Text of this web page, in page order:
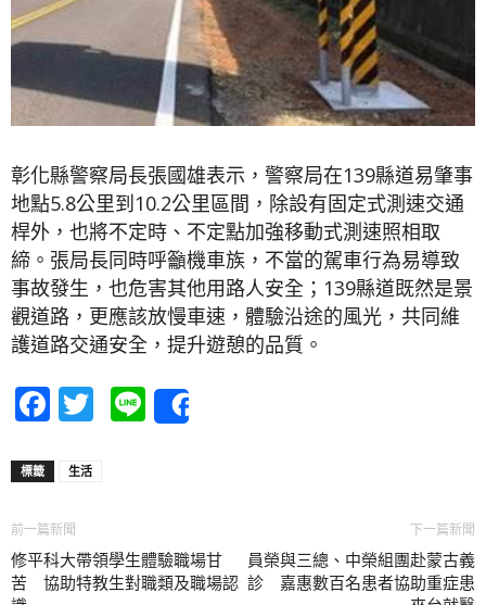
彰化縣警察局長張國雄表示，警察局在139縣道易肇事
地點5.8公里到10.2公里區間，除設有固定式測速交通
桿外，也將不定時、不定點加強移動式測速照相取
締。張局長同時呼籲機車族，不當的駕車行為易導致
事故發生，也危害其他用路人安全；139縣道既然是景
觀道路，更應該放慢車速，體驗沿途的風光，共同維
護道路交通安全，提升遊憩的品質。
Facebook
Twitter
Line
標籤 生活
前一篇新聞
修平科大帶領學生體驗職場甘
苦 協助特教生對職類及職場認
下一篇新聞
員榮與三總、中榮組團赴蒙古義
診 嘉惠數百名患者協助重症患